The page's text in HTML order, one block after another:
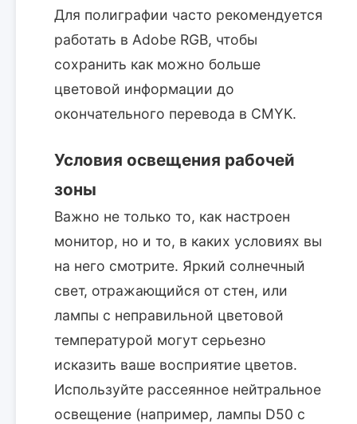
Для полиграфии часто рекомендуется
работать в Adobe RGB, чтобы
сохранить как можно больше
цветовой информации до
окончательного перевода в CMYK.
Условия освещения рабочей
зоны
Важно не только то, как настроен
монитор, но и то, в каких условиях вы
на него смотрите. Яркий солнечный
свет, отражающийся от стен, или
лампы с неправильной цветовой
температурой могут серьезно
исказить ваше восприятие цветов.
Используйте рассеянное нейтральное
освещение (например, лампы D50 с